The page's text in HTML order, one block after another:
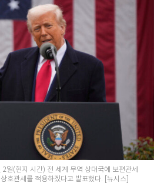
일(현지 시간) 전 세계 무역 상대국에 보편관세
호관세를 적용하겠다고 발표했다. [뉴시스]